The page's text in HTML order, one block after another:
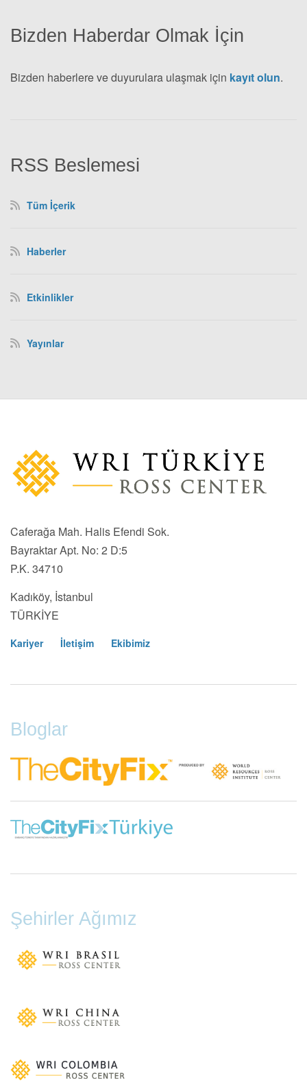
RSS Beslemesi
Tüm İçerik
Haberler
Etkinlikler
Yayınlar
Bizden Haberdar Olmak İçin
Bizden haberlere ve duyurulara ulaşmak için kayıt olun.
Bloglar
Şehirler Ağımız
Caferağa Mah. Halis Efendi Sok.
Bayraktar Apt. No: 2 D:5
P.K. 34710
Kadıköy, İstanbul
TÜRKİYE
Kariyer İletişim Ekibimiz